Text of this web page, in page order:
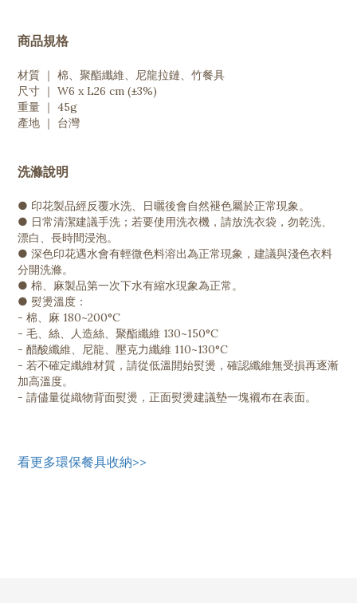
商品規格
材質 ｜ 棉、聚酯纖維、尼龍拉鏈、竹餐具
尺寸 ｜ W6 x L26 cm (±3%)
重量 ｜ 45g
產地 ｜ 台灣
洗滌說明
● 印花製品經反覆水洗、日曬後會自然褪色屬於正常現象。
● 日常清潔建議手洗；若要使用洗衣機，請放洗衣袋，勿乾洗、
漂白、長時間浸泡。
● 深色印花遇水會有輕微色料溶出為正常現象，建議與淺色衣料
分開洗滌。
● 棉、麻製品第一次下水有縮水現象為正常。
● 熨燙溫度：
- 棉、麻 180~200°C
- 毛、絲、人造絲、聚酯纖維 130~150°C
- 醋酸纖維、尼龍、壓克力纖維 110~130°C
- 若不確定纖維材質，請從低溫開始熨燙，確認纖維無受損再逐漸
加高溫度。
- 請儘量從織物背面熨燙，正面熨燙建議墊一塊襯布在表面。
看更多環保餐具收納>>